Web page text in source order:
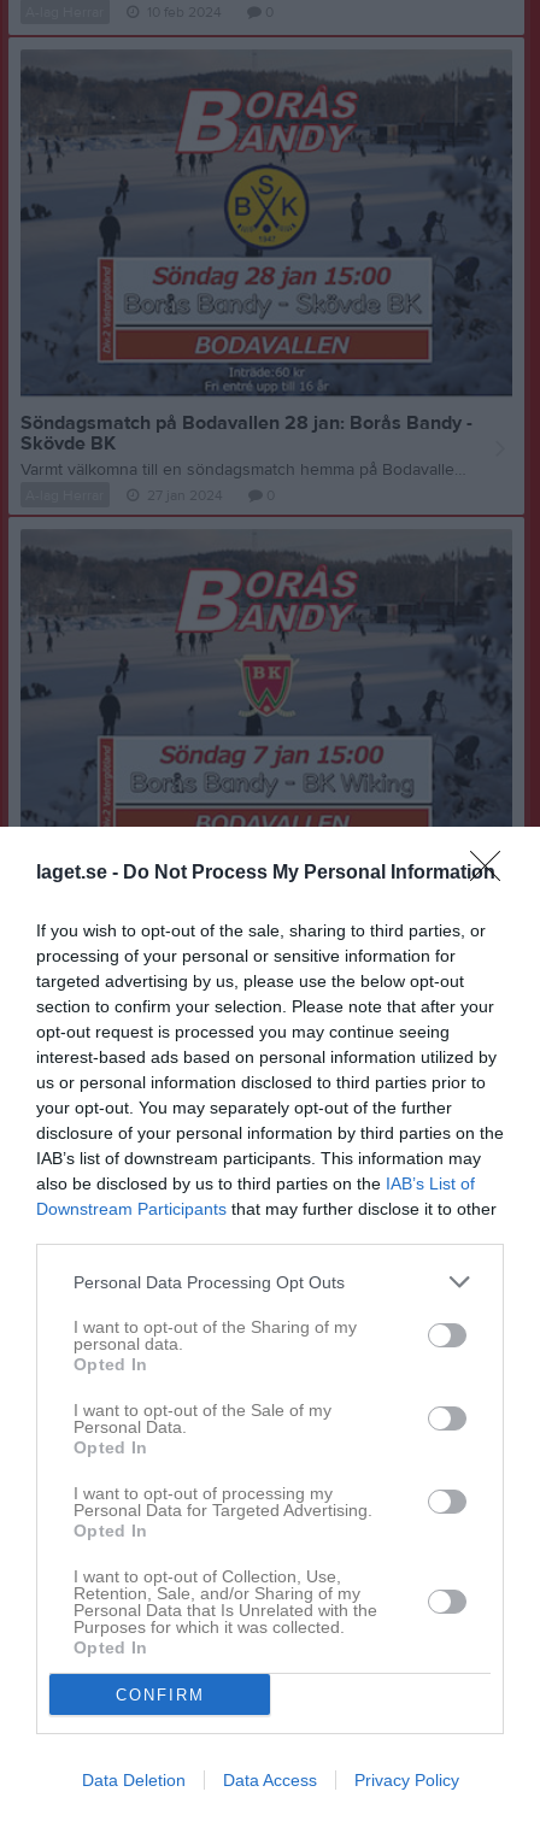
laget.se - Do Not Process My Personal Information
If you wish to opt-out of the sale, sharing to third parties, or
processing of your personal or sensitive information for
targeted advertising by us, please use the below opt-out
section to confirm your selection. Please note that after your
opt-out request is processed you may continue seeing
interest-based ads based on personal information utilized by
us or personal information disclosed to third parties prior to
your opt-out. You may separately opt-out of the further
disclosure of your personal information by third parties on the
IAB’s list of downstream participants. This information may
also be disclosed by us to third parties on the IAB’s List of
Downstream Participants that may further disclose it to other
Personal Data Processing Opt Outs
I want to opt-out of the Sharing of my
personal data.
Opted In
I want to opt-out of the Sale of my
Personal Data.
Opted In
I want to opt-out of processing my
Personal Data for Targeted Advertising.
Opted In
I want to opt-out of Collection, Use,
Retention, Sale, and/or Sharing of my
Personal Data that Is Unrelated with the
Purposes for which it was collected.
Opted In
CONFIRM
Data Deletion Data Access Privacy Policy
Söndagsmatch på Bodavallen 28 jan: Borås Bandy -
Skövde BK
Varmt välkomna till en söndagsmatch hemma på Bodavallen i Divsion 2 Västergötland! Bandysäsongen går fort och det är redan dags för säsongens 5:e hemmamatch. Borås Bandy tar emot serieledande Skövde BK som denna säsongen stått för många fina prestationer, ett tufft motstånd väntar med andra ord. Fyll termosen, plocka fram portföljen och ta er till Bodavallen för att stötta vårat röda lag. Ta med familj, släkt och vänner för en trevlig söndagseftermiddag med bandy, så bjuder vi på en underhållande och bra match! Matchtid: Söndag 28 januari - 15:00 Plats: Bodavallen, Sjumilagatan 6 Borås Entré: 60 kr Fri entré upp till 16 år Fiket öppet- bra musik och kul bandy. Välkomna! Vill du stödja Borås Bandy lite extra? Klicka här för att bli stödmedlem Tack till alla samarbetspartners, ideella krafter & Borås Stad - Ert engagemang möjliggör och utvecklar bandysporten i Borås!
Wiking
Varmt välkommen till Bodavallen och hemmamatch på söndag i Divsion 2 Västergötland! Vi vill önska alla bandyvänner ett Gott nytt år, med det så bjuder vi in till årets "första" hemmamatch. Borås Bandy tar emot det klassiska Lidköpingslaget BK Wiking och förutsättningarna för en bandymatch på hemmaplan kan väl kan väl knappast bli bättre? Strålande sol och -7 grader på Bodavallen! Kom med familj, släkt och vänner, så bjuder vi på en underhållande och bra match! Matchtid: Söndag 7 januari - 15:00 Plats: Bodavallen, Sjumilagatan 6 Borås Entré: 60 kr Fri entré upp till 16 år Fiket öppet- bra musik och kul bandy. Välkomna! Vill du stödja Borås Bandy lite extra? Klicka här för att bli stödmedlem Tack till alla samarbetspartners, ideella krafter & Borås Stad - Ert engagemang möjliggör och utvecklar bandysporten i Borås!
A-lag Herrar 6 jan 2024 0
Hemmamatch: Borås Bandy-Vargöns BK Söndag 17
december
Då var det dags för årets andra hemmamatch! Borås Bandy bjuder in till Adventsbandy och Vargöns BK står för motståndet på Bodavallens is. Efter ett par veckor med fantastiskt fina väderförhållanden, bättre fart på träningarna och en blank, knastrande is bäddar för en bra bandymatch! Kom till Bodavallen och heja fram vårt röda lag på söndag - Varmt Välkomna! Matchtid: Söndag 17 December - 15:00 Plats: Bodavallen, Sjumilagatan 6 Borås Entré: 60 kr Fri entré upp till 16 år Kiosken är laddad och öppen-kaffet på! Välkomna! Tack till alla samarbetspartners, ideella krafter & Borås Stad - Ert engagemang möjliggör och utvecklar bandysporten i Borås!
A-lag Herrar
Visa fler nyheter
Nyheter från föreningen
Flytt av vårt förråd
Senast uppladdade video